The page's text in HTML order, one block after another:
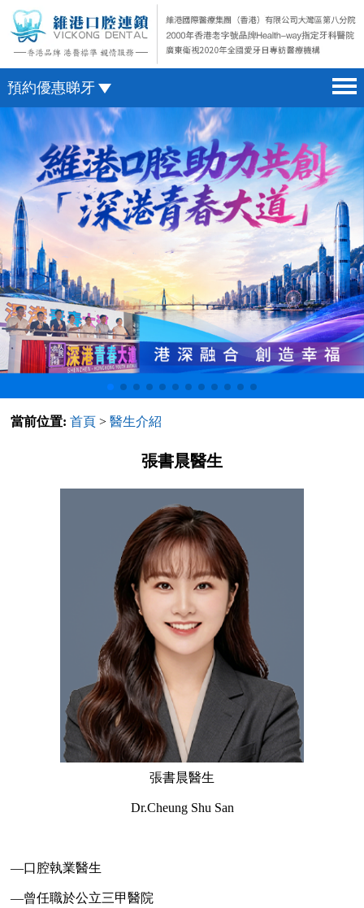
預約優惠睇牙
首頁 home page
醫院簡介 hospital introduction
醫生介紹 doctor introduction
醫療新聞 medical news
種植牙 dental implant
箍牙 orthodontics
收費標準 change standard
預約牙醫 contact us
澳門電話預約
微信預約
WhatsApp預約
當前位置: 首頁 >醫生介紹
張書晨醫生
張書晨醫生
Dr.Cheung Shu San
—口腔執業醫生
—曾任職於公立三甲醫院